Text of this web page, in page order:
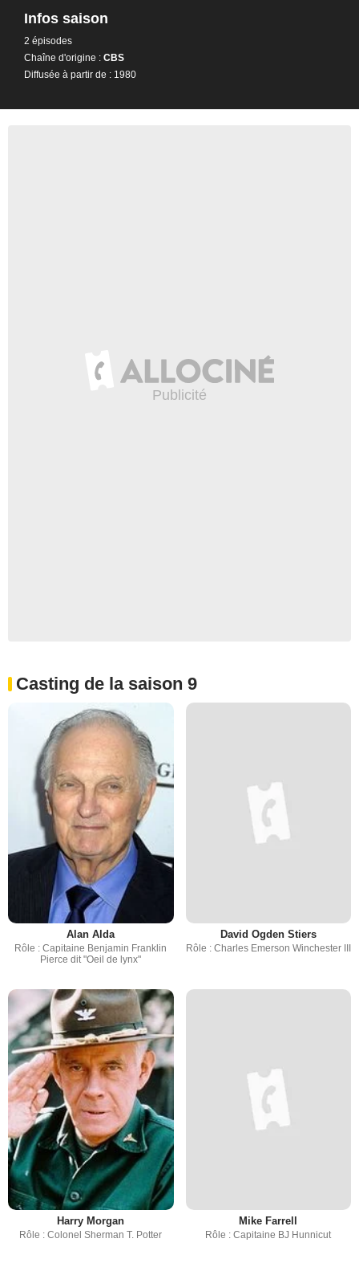
Infos saison
2 épisodes
Chaîne d'origine : CBS
Diffusée à partir de : 1980
Casting de la saison 9
Alan Alda
Rôle : Capitaine Benjamin Franklin
Pierce dit "Oeil de lynx"
David Ogden Stiers
Rôle : Charles Emerson Winchester III
Harry Morgan
Rôle : Colonel Sherman T. Potter
Mike Farrell
Rôle : Capitaine BJ Hunnicut